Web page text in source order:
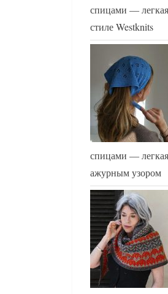
спицами —
стиле Westknits
спицами —
ажурным узором